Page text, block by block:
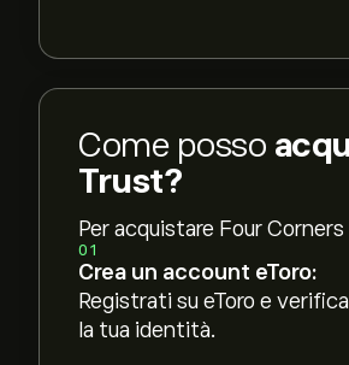
Come posso
Trust?
Per acquistare Four
01
Crea un account eToro:
Registrati su eToro e verifica
la tua identità.